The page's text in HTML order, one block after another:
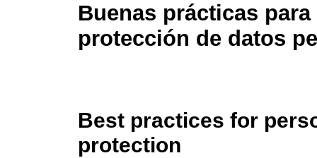
Buenas prácticas para
protección de datos
Best practices for
protection